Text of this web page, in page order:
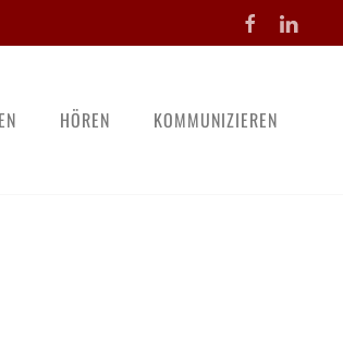
HÖREN KOMMUNIZIEREN